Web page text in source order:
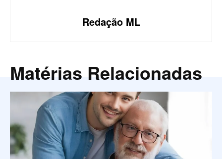
Redação ML
Matérias Relacionadas